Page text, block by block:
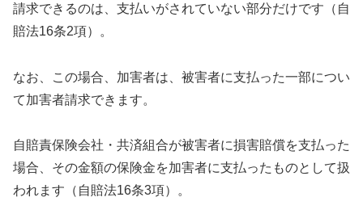
請求できるのは、支払いがされていない部分だけです（自
賠法16条2項）。
なお、この場合、加害者は、被害者に支払った一部につい
て加害者請求できます。
自賠責保険会社・共済組合が被害者に損害賠償を支払った
場合、その金額の保険金を加害者に支払ったものとして扱
われます（自賠法16条3項）。